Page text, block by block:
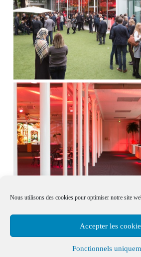
Nous utilisons des cookies pour optimiser notre site
Accepter les
Fonctionnels